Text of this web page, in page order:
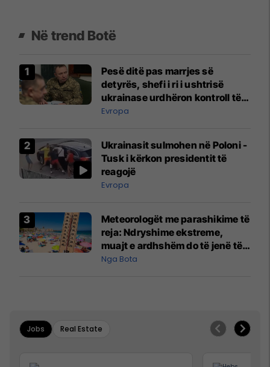
Në trend Botë
Pesë ditë pas marrjes së
detyrës, shefi i ri i ushtrisë
ukrainase urdhëron kontroll të
madh
Evropa
Ukrainasit sulmohen në Poloni -
Tusk i kërkon presidentit të
reagojë
Evropa
Meteorologët me parashikime të
reja: Ndryshime ekstreme,
muajt e ardhshëm do të jenë të
pazakontë
Nga Bota
Jobs Real Estate